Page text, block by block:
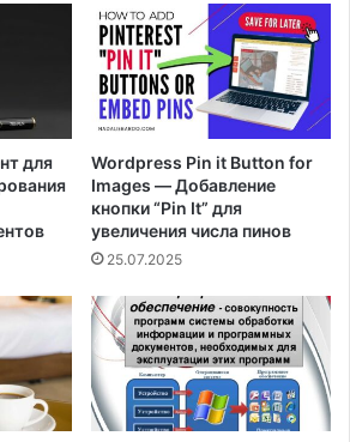
для
Wordpress Pin it Button for
Images — Добавление
кнопки “Pin It” для
увеличения числа пинов
25.07.2025